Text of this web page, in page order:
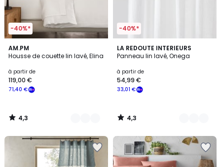
-40%*
AM.PM
Housse de couette lin lavé, Elina
à partir de
71,40 €
119,00 €
4,3
/ 5
25
Couleurs
4,3
/
-40%*
LA REDOUTE INTERIEURS
Panneau lin lavé, Onega
à partir de
33,01 €
54,99 €
4,3
/ 5
8
Couleurs
4,3
/